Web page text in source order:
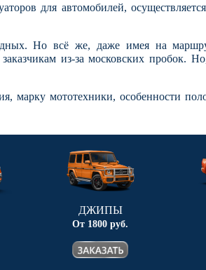
для автомобилей,
Но всё же, даже имея на
из-за московских пробок.
марку мототехники, особенности
ДЖИПЫ
От 1800 руб.